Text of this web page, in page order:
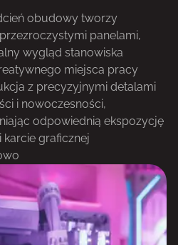
obudowy tworzy
panelami,
wygląd stanowiska
miejsca pracy
z precyzyjnymi detalami
i nowoczesności,
odpowiednią ekspozycję
graficznej